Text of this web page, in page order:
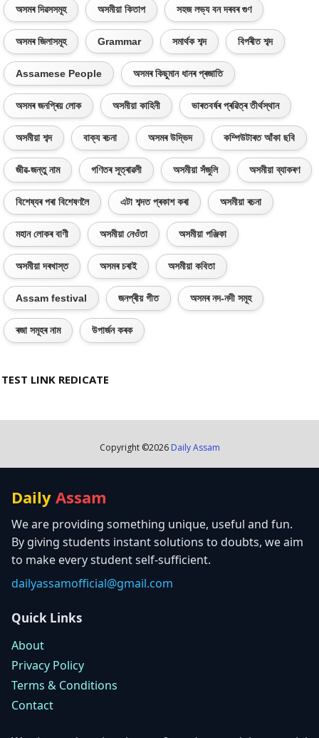
অসমৰ দিৱসসমূহ অসমীয়া কিতাপ সহজ লভ্য বন দৰবৰ গুণ
অসমৰ জিলাসমূহ Grammar সমাৰ্থক শব্দ বিপৰীত শব্দ
Assamese People অসমৰ কিছুমান ধানৰ প্ৰজাতি
অসমৰ জনপ্ৰিয় লোক অসমীয়া কাহিনী ভাৰতবৰ্ষৰ প্ৰৱিত্ৰ তীৰ্থস্থান
অসমীয়া শব্দ বাক্য ৰচনা অসমৰ উদ্ভিদ কম্পিউটাৰত আঁকা ছবি
জীৱ-জন্তু নাম গণিতৰ সূত্ৰাৱলী অসমীয়া সঁজুলি অসমীয়া ব্যাকৰণ
বিশেষ্যৰ পৰা বিশেষণলৈ এটা শব্দত প্ৰকাশ কৰা অসমীয়া ৰচনা
মহান লোকৰ বাণী অসমীয়া নেওঁতা অসমীয়া পঞ্জিকা
অসমীয়া দৰখাস্ত অসমৰ চৰাই অসমীয়া কবিতা
Assam festival জনপ্ৰীয় গীত অসমৰ নদ-নদী সমূহ
ৰজা সমূহৰ নাম উপাৰ্জন কৰক
TEST LINK REDICATE
Copyright ©2026 Daily Assam
Daily Assam
We are providing something unique, useful and fun.
By giving students instant solutions to doubts, we aim
to make every student self-sufficient.
dailyassamofficial@gmail.com
Quick Links
About
Privacy Policy
Terms & Conditions
Contact